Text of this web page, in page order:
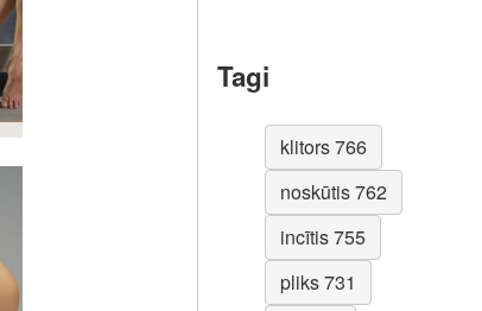
#39
Tagi
klitors 766
noskūtis 762
incītis 755
pliks 731